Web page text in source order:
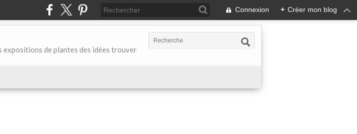
Connexion + Créer mon blog
expositions de plantes des idées trouver